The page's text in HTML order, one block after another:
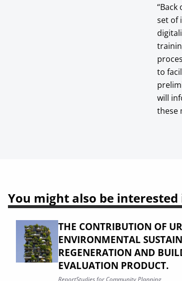
“Back
set of
to
will
these
You might also be interested
THE CONTRIBUTION OF
ENVIRONMENTAL
REGENERATION AND
EVALUATION PRODUCT.
ReportStudies for Community Planning